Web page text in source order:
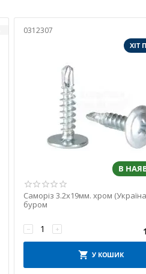
0312307
ХІТ
В
Саморіз 3.2х19мм. хром
буром
+
−
У КОШИК